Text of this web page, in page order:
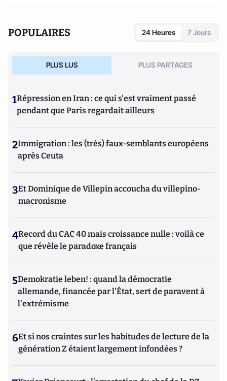
POPULAIRES 24 Heures 7 Jours
PLUS LUS PLUS PARTAGES
1Répression en Iran : ce qui s'est vraiment passé
pendant que Paris regardait ailleurs
2Immigration : les (très) faux-semblants européens
après Ceuta
3Et Dominique de Villepin accoucha du villepino-
macronisme
4Record du CAC 40 mais croissance nulle : voilà ce
que révèle le paradoxe français
5Demokratie leben! : quand la démocratie
allemande, financée par l'État, sert de paravent à
l'extrémisme
6Et si nos craintes sur les habitudes de lecture de la
génération Z étaient largement infondées ?